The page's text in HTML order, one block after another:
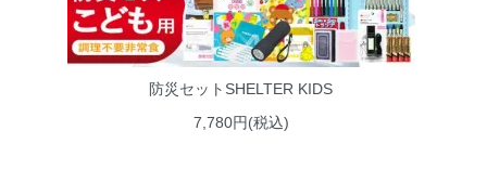
防災セットSHELTER KIDS
7,780円(税込)